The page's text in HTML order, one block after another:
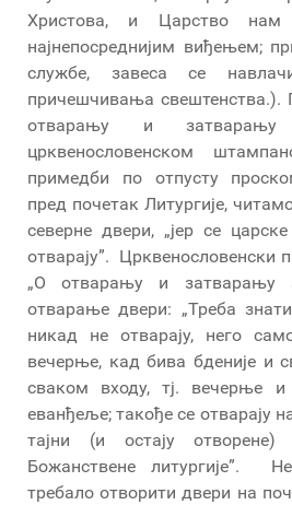
Христова, и Царство
најнепосреднијим виђењем;
службе, завеса се
причешчивања свештенства.).
отварању и затварању
црквенословенском
примедби по отпусту
пред почетак Литургије,
северне двери, „јер се
отварају”. Црквенословенски
„О отварању и затварању
отварање двери: „Треба
никад не отварају, него
вечерње, кад бива бденије и
сваком входу, тј. вечерње и
еванђеље; такође се отварају
тајни (и остају
Божанствене литургије”.
требало отворити двери на